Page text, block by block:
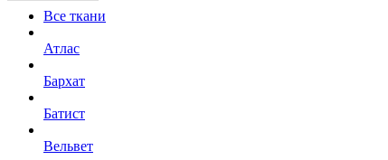
Все ткани
Атлас
Бархат
Батист
Вельвет